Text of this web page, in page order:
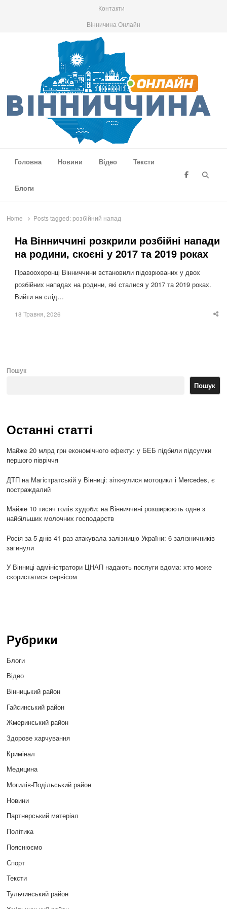
Контакти
Вінничина Онлайн
Головна
Новини Відео Тексти
Блоги
Home Posts tagged: розбійний напад
На Вінниччині розкрили розбійні напади
на родини, скоєні у 2017 та 2019 роках
Правоохоронці Вінниччини встановили підозрюваних у двох
розбійних нападах на родини, які сталися у 2017 та 2019 роках.
Вийти на слід…
18 Травня, 2026
Пошук
Пошук
Останні статті
Майже 20 млрд грн економічного ефекту: у БЕБ підбили підсумки
першого півріччя
ДТП на Магістратській у Вінниці: зіткнулися мотоцикл і Mercedes, є
постраждалий
Майже 10 тисяч голів худоби: на Вінниччині розширюють одне з
найбільших молочних господарств
Росія за 5 днів 41 раз атакувала залізницю України: 6 залізничників
загинули
У Вінниці адміністратори ЦНАП надають послуги вдома: хто може
скористатися сервісом
Рубрики
Блоги
Відео
Вінницький район
Гайсинський район
Жмеринський район
Здорове харчування
Кримінал
Медицина
Могилів-Подільський район
Новини
Партнерський матеріал
Політика
Пояснюємо
Спорт
Тексти
Тульчинський район